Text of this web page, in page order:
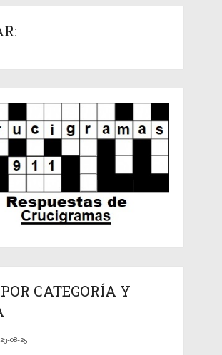
CATEGORÍA Y
08-25